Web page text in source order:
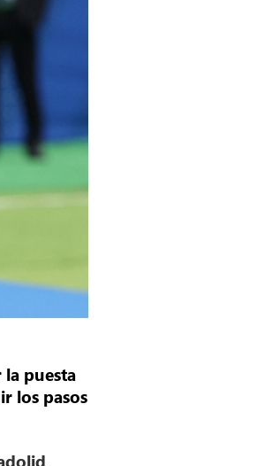
puesta
los pasos
,